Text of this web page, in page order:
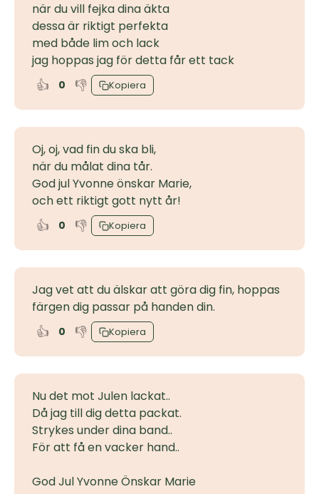
när du vill fejka dina äkta
dessa är riktigt perfekta
med både lim och lack
jag hoppas jag för detta får ett tack
👍 0 👎 Kopiera
Oj, oj, vad fin du ska bli,
när du målat dina tår.
God jul Yvonne önskar Marie,
och ett riktigt gott nytt år!
👍 0 👎 Kopiera
Jag vet att du älskar att göra dig fin, hoppas
färgen dig passar på handen din.
👍 0 👎 Kopiera
Nu det mot Julen lackat..
Då jag till dig detta packat.
Strykes under dina band..
För att få en vacker hand..
God Jul Yvonne Önskar Marie